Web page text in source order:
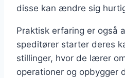
disse kan ændre sig
Praktisk erfaring er også
speditører starter deres
stillinger, hvor de lærer
operationer og opbygger